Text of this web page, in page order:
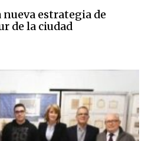
nueva estrategia de
de la ciudad